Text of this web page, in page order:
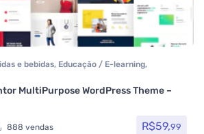
e bebidas, Educação / E-learning,
, Portfolio, Reservas e Aluguel, Saúde e
MultiPurpose WordPress Theme –
888 vendas R$59,99